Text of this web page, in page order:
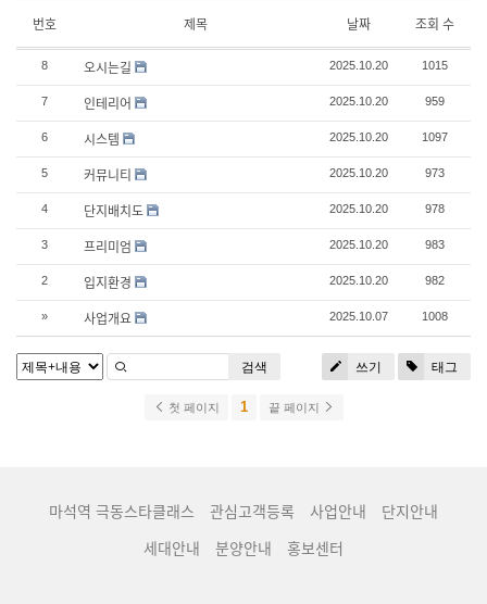
번호 제목 날짜 조회 수
8 오시는길 2025.10.20 1015
7 인테리어 2025.10.20 959
6 시스템 2025.10.20 1097
5 커뮤니티 2025.10.20 973
4 단지배치도 2025.10.20 978
3 프리미엄 2025.10.20 983
2 입지환경 2025.10.20 982
» 사업개요 2025.10.07 1008
쓰기 태그
검색
첫 페이지 1 끝 페이지
마석역 극동스타클래스 관심고객등록 사업안내
단지안내
세대안내
분양안내 홍보센터